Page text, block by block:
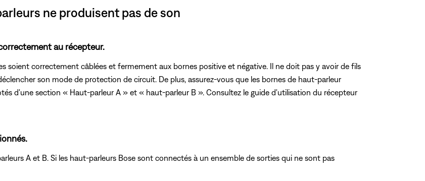
ne produisent pas de son
au récepteur.
soient correctement câblées et fermement aux bornes positive et négative. Il ne doit pas y avoir de fils
son mode de protection de circuit. De plus, assurez-vous que les bornes de haut-parleur
d'une section « Haut-parleur A » et « haut-parleur B ». Consultez le guide d'utilisation du récepteur
A et B. Si les haut-parleurs Bose sont connectés à un ensemble de sorties qui ne sont pas